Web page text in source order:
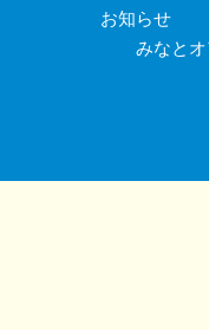
お知らせ
みなと